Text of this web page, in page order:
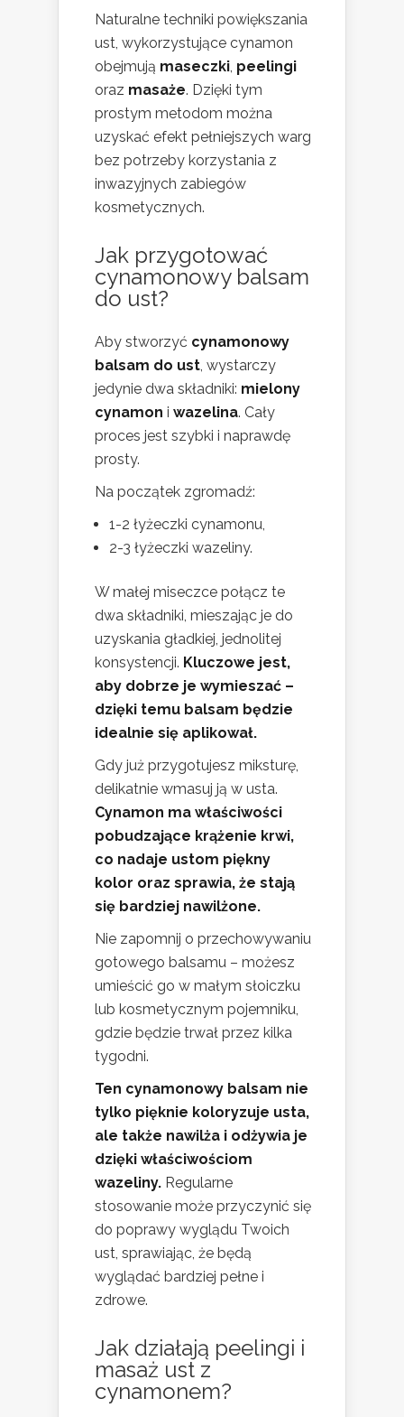
Naturalne techniki powiększania
ust, wykorzystujące cynamon
obejmują maseczki, peelingi
oraz masaże. Dzięki tym
prostym metodom można
uzyskać efekt pełniejszych warg
bez potrzeby korzystania z
inwazyjnych zabiegów
kosmetycznych.
Jak przygotować
cynamonowy balsam
do ust?
Aby stworzyć cynamonowy
balsam do ust, wystarczy
jedynie dwa składniki: mielony
cynamon i wazelina. Cały
proces jest szybki i naprawdę
prosty.
Na początek zgromadź:
1-2 łyżeczki cynamonu,
2-3 łyżeczki wazeliny.
W małej miseczce połącz te
dwa składniki, mieszając je do
uzyskania gładkiej, jednolitej
konsystencji. Kluczowe jest,
aby dobrze je wymieszać –
dzięki temu balsam będzie
idealnie się aplikował.
Gdy już przygotujesz miksturę,
delikatnie wmasuj ją w usta.
Cynamon ma właściwości
pobudzające krążenie krwi,
co nadaje ustom piękny
kolor oraz sprawia, że stają
się bardziej nawilżone.
Nie zapomnij o przechowywaniu
gotowego balsamu – możesz
umieścić go w małym słoiczku
lub kosmetycznym pojemniku,
gdzie będzie trwał przez kilka
tygodni.
Ten cynamonowy balsam nie
tylko pięknie koloryzuje usta,
ale także nawilża i odżywia je
dzięki właściwościom
wazeliny. Regularne
stosowanie może przyczynić się
do poprawy wyglądu Twoich
ust, sprawiając, że będą
wyglądać bardziej pełne i
zdrowe.
Jak działają peelingi i
masaż ust z
cynamonem?